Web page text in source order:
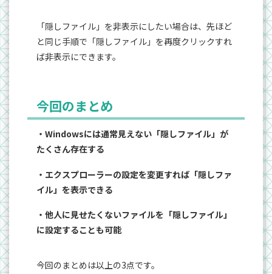
「隠しファイル」を非表示にしたい場合は、先ほど
と同じ手順で「隠しファイル」を再度クリックすれ
ば非表示にできます。
今回のまとめ
・Windowsには通常見えない「隠しファイル」が
たくさん存在する
・エクスプローラーの設定を変更すれば「隠しファ
イル」を表示できる
・他人に見せたくないファイルを「隠しファイル」
に設定することも可能
今回のまとめは以上の3点です。